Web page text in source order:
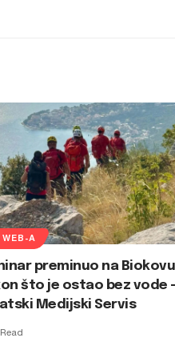
WEB-A
preminuo na Biokovu
što je ostao bez vode
Medijski Servis